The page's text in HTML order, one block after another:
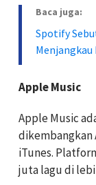
Baca juga:
Spotify
Apple Music
Apple Music
dikembangkan
iTunes.
juta lagu di